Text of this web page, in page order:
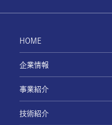
HOME
企業情報
事業紹介
技術紹介